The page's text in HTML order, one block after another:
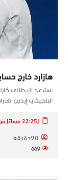
هازارد خارج
استبعد الإيطالي
البلجيكي إيدين
[22:25 مساءً] بتوقيت الجزائر - الإثنين 22 نوفمبر 2021
90دقيقة
669